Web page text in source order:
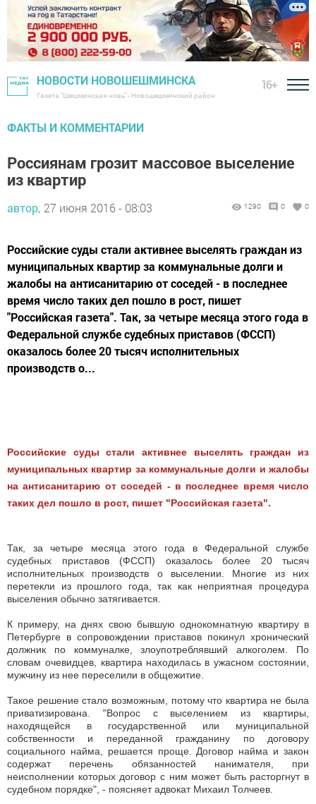
НОВОСТИ НОВОШЕШМИНСКА
Газета "Шешминская новь" - Новошешминский район
16+
ФАКТЫ И КОММЕНТАРИИ
Россиянам грозит массовое выселение
из квартир
автор, 27 июня 2016 - 08:03 1290 0 0
Российские суды стали активнее выселять граждан из
муниципальных квартир за коммунальные долги и
жалобы на антисанитарию от соседей - в последнее
время число таких дел пошло в рост, пишет
"Российская газета". Так, за четыре месяца этого года в
Федеральной службе судебных приставов (ФССП)
оказалось более 20 тысяч исполнительных
производств о...
Российские суды стали активнее выселять граждан из
муниципальных квартир за коммунальные долги и жалобы
на антисанитарию от соседей - в последнее время число
таких дел пошло в рост, пишет "Российская газета".
Так, за четыре месяца этого года в Федеральной службе
судебных приставов (ФССП) оказалось более 20 тысяч
исполнительных производств о выселении. Многие из них
перетекли из прошлого года, так как неприятная процедура
выселения обычно затягивается.
К примеру, на днях свою бывшую однокомнатную квартиру в
Петербурге в сопровождении приставов покинул хронический
должник по коммуналке, злоупотреблявший алкоголем. По
словам очевидцев, квартира находилась в ужасном состоянии,
мужчину из нее переселили в общежитие.
Такое решение стало возможным, потому что квартира не была
приватизирована. "Вопрос с выселением из квартиры,
находящейся в государственной или муниципальной
собственности и переданной гражданину по договору
социального найма, решается проще. Договор найма и закон
содержат перечень обязанностей нанимателя, при
неисполнении которых договор с ним может быть расторгнут в
судебном порядке", - поясняет адвокат Михаил Толчеев.